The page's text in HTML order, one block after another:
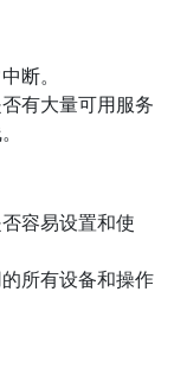
断。
有大量可用服务
容易设置和使
所有设备和操作